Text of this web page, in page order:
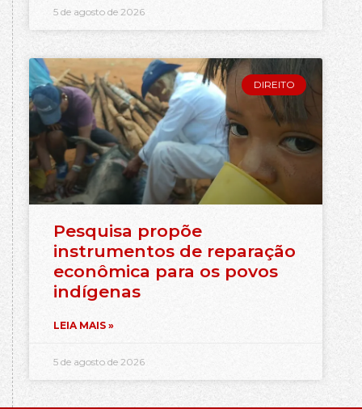
5 de agosto de 2026
DIREITO
Pesquisa propõe
instrumentos de reparação
econômica para os povos
indígenas
LEIA MAIS »
5 de agosto de 2026